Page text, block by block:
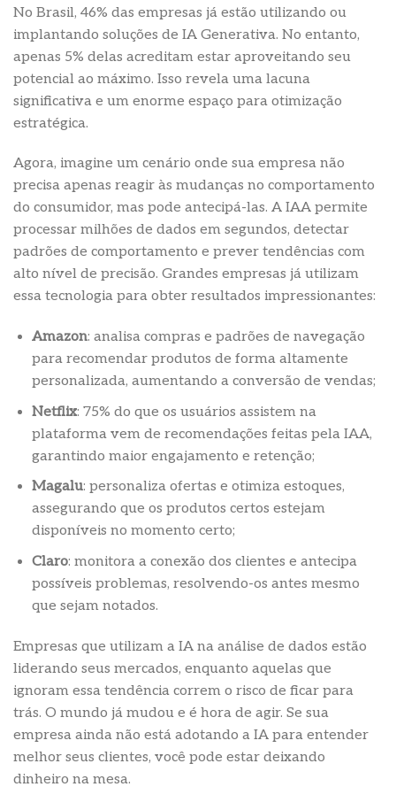
No Brasil, 46% das empresas já estão utilizando ou
implantando soluções de IA Generativa. No entanto,
apenas 5% delas acreditam estar aproveitando seu
potencial ao máximo. Isso revela uma lacuna
significativa e um enorme espaço para otimização
estratégica.
Agora, imagine um cenário onde sua empresa não
precisa apenas reagir às mudanças no comportamento
do consumidor, mas pode antecipá-las. A IAA permite
processar milhões de dados em segundos, detectar
padrões de comportamento e prever tendências com
alto nível de precisão. Grandes empresas já utilizam
essa tecnologia para obter resultados impressionantes:
Amazon: analisa compras e padrões de navegação
para recomendar produtos de forma altamente
personalizada, aumentando a conversão de vendas;
Netflix: 75% do que os usuários assistem na
plataforma vem de recomendações feitas pela IAA,
garantindo maior engajamento e retenção;
Magalu: personaliza ofertas e otimiza estoques,
assegurando que os produtos certos estejam
disponíveis no momento certo;
Claro: monitora a conexão dos clientes e antecipa
possíveis problemas, resolvendo-os antes mesmo
que sejam notados.
Empresas que utilizam a IA na análise de dados estão
liderando seus mercados, enquanto aquelas que
ignoram essa tendência correm o risco de ficar para
trás. O mundo já mudou e é hora de agir. Se sua
empresa ainda não está adotando a IA para entender
melhor seus clientes, você pode estar deixando
dinheiro na mesa.